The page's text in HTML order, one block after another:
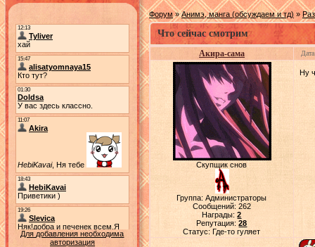
Для добавления необходима
авторизация
Форум » Анимэ, манга (обсуждаем и тд) »
Что сейчас смотрим
Акира-сама
Скупщик снов
Группа: Администраторы
Сообщений: 262
Награды:2
Репутация:28
Статус:Где-то гуляет
Ну